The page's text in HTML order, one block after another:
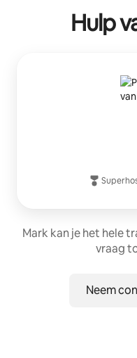
Hulp
Mark kan je het hele
vraag
Neem